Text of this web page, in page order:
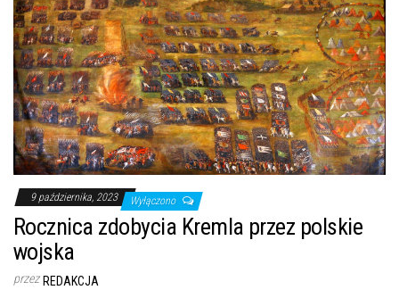
9 października, 2023 Wyłączono
Rocznica zdobycia Kremla przez polskie
wojska
przez REDAKCJA